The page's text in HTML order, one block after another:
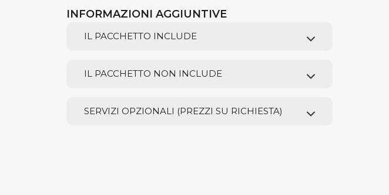
INFORMAZIONI AGGIUNTIVE
IL PACCHETTO INCLUDE
IL PACCHETTO NON INCLUDE
SERVIZI OPZIONALI (PREZZI SU RICHIESTA)